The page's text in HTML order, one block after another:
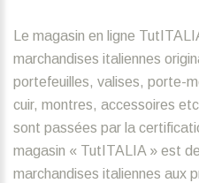
Le magasin en ligne
marchandises italiennes
portefeuilles, valises, porte-
cuir, montres, accessoires
sont passées par la
magasin « TutITALIA » est
marchandises italiennes aux